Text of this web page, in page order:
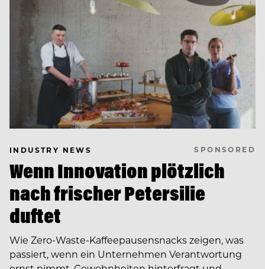
INDUSTRY NEWS SPONSORED
Wenn Innovation plötzlich
nach frischer Petersilie
duftet
Wie Zero-Waste-Kaffeepausensnacks zeigen, was
passiert, wenn ein Unternehmen Verantwortung